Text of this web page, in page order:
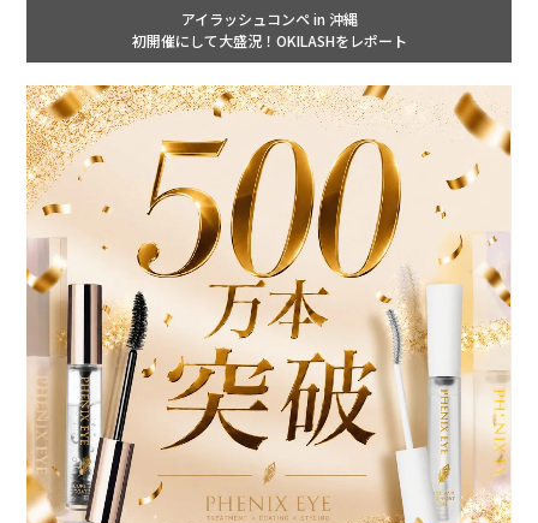
アイラッシュコンペ in 沖縄
初開催にして大盛況！OKILASHをレポート